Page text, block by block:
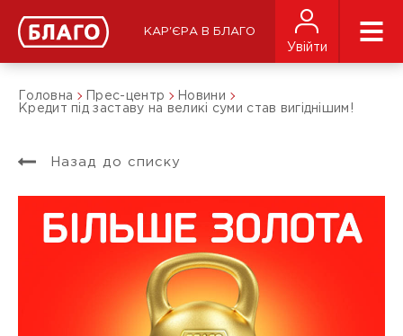
КАР'ЄРА В БЛАГО
Увійти
Головна Прес-центр
Новини
Кредит під заставу на великі суми став вигіднішим!
Назад до списку